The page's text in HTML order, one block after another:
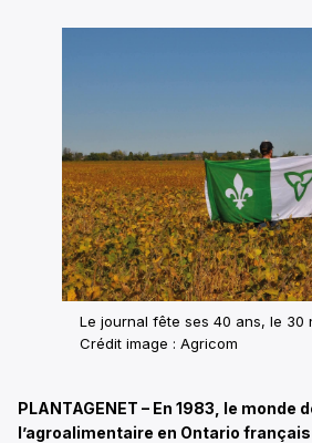
Le journal fête ses 40 ans, le 30
Crédit image : Agricom
PLANTAGENET – En 1983, le monde
l’agroalimentaire en Ontario